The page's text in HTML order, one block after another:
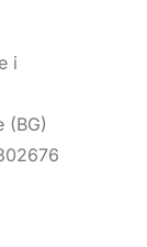
i
(BG)